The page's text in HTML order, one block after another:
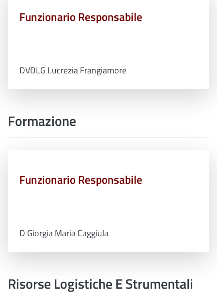
Funzionario Responsabile
DVDLG Lucrezia Frangiamore
Formazione
Funzionario Responsabile
D Giorgia Maria Caggiula
Risorse Logistiche E Strumentali